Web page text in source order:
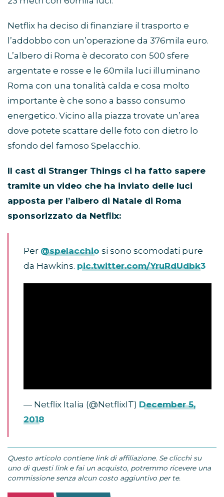
Netflix ha deciso di finanziare il trasporto e
l’addobbo con un’operazione da 376mila euro.
L’albero di Roma è decorato con 500 sfere
argentate e rosse e le 60mila luci illuminano
Roma con una tonalità calda e cosa molto
importante è che sono a basso consumo
energetico. Vicino alla piazza trovate un’area
dove potete scattare delle foto con dietro lo
sfondo del famoso Spelacchio.
Il cast di Stranger Things ci ha fatto sapere
tramite un video che ha inviato delle luci
apposta per l’albero di Natale di Roma
sponsorizzato da Netflix:
Per @spelacchio si sono scomodati pure
da Hawkins. pic.twitter.com/YruRdUdbk3
— Netflix Italia (@NetflixIT) December 5,
2018
Questo articolo contiene link di affiliazione. Se clicchi su
uno di questi link e fai un acquisto, potremmo ricevere una
commissione senza alcun costo aggiuntivo per te.